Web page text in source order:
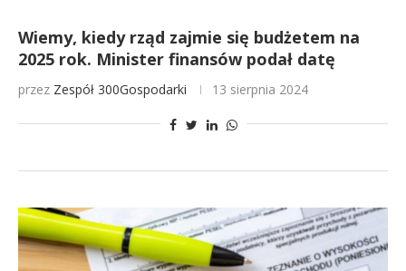
Wiemy, kiedy rząd zajmie się budżetem na
2025 rok. Minister finansów podał datę
przez Zespół 300Gospodarki 13 sierpnia 2024